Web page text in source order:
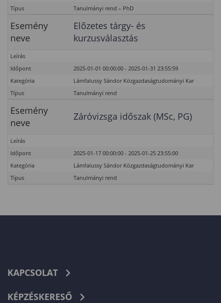
Típus
Tanulmányi rend – PhD
Esemény
neve
Előzetes tárgy- és
kurzusválasztás
Leírás
Időpont
2025-01-01 00:00:00 - 2025-01-31 23:55:59
Kategória
Lámfalussy Sándor Közgazdaságtudományi Kar
Típus
Tanulmányi rend
Esemény
neve
Záróvizsga időszak (MSc, PG)
Leírás
Időpont
2025-01-17 00:00:00 - 2025-01-25 23:55:00
Kategória
Lámfalussy Sándor Közgazdaságtudományi Kar
Típus
Tanulmányi rend
KAPCSOLAT
KÉPZÉSKERESŐ